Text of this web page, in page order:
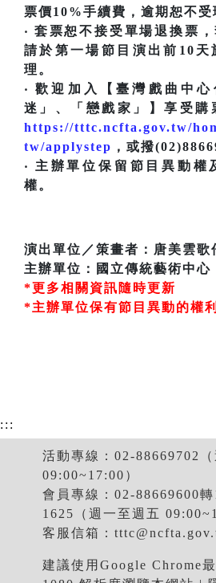
票價10%手續費，逾期恕不受
‧ 套票恕不接受單場退換票
請於第一場節目演出前10天
理。
‧ 歡迎加入【臺灣戲曲中
迷」、「戀戲家」】享受購
https://tttc.ncfta.gov.tw/
tw/applystep ，或撥
‧ 主辦單位保留節目異動權
權。
演出單位／策畫者：唐美雲歌
主辦單位：國立傳統藝術中心
*更多相關資訊隨時更新
*主辦單位保有節目異動的權利
:::
活動專線：02-88669702
09:00~17:00）
會員專線：02-88669600
1625（週一至週五
客服信箱：
建議使用Google Chrome